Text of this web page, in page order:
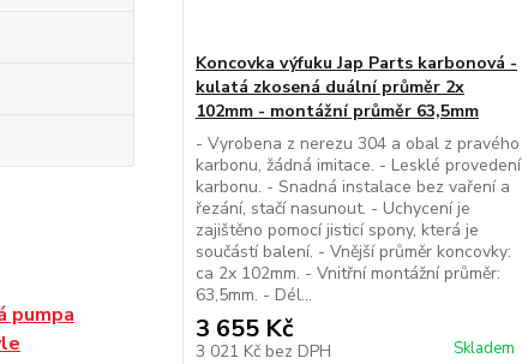
pumpa
Koncovka výfuku Jap Parts karbonová -
kulatá zkosená duální průměr 2x
102mm - montážní průměr 63,5mm
- Vyrobena z nerezu 304 a obal z pravého
karbonu, žádná imitace. - Lesklé provedení
karbonu. - Snadná instalace bez vaření a
řezání, stačí nasunout. - Uchycení je
zajištěno pomocí jisticí spony, která je
součástí balení. - Vnější průměr koncovky:
ca 2x 102mm. - Vnitřní montážní průměr:
63,5mm. - Dél...
3 655 Kč
3 021 Kč bez DPH Skladem